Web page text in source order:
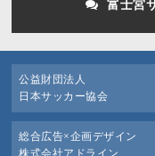
富士宮
公益財団法人
日本サッカー協会
総合広告×企画デザイン
株式会社アドライン